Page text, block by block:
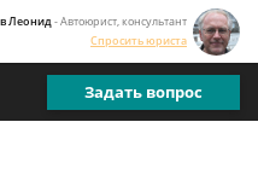
Леонид - Автоюрист, консультант
Спросить юриста
Задать вопрос